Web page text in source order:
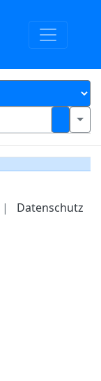
| Datenschutz